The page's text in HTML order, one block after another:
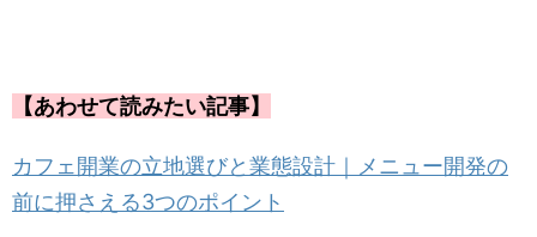
【あわせて読みたい記事】
カフェ開業の立地選びと業態設計｜メニュー開発の
前に押さえる3つのポイント